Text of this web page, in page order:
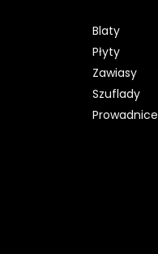
Blaty
Płyty
Zawiasy
Szuflady
Prowadnice